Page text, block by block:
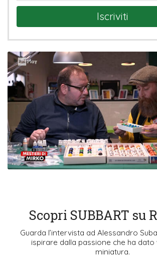
Iscriviti
Scopri SUBBART su
Guarda l’intervista ad Alessandro
ispirare dalla passione che ha
miniatura.